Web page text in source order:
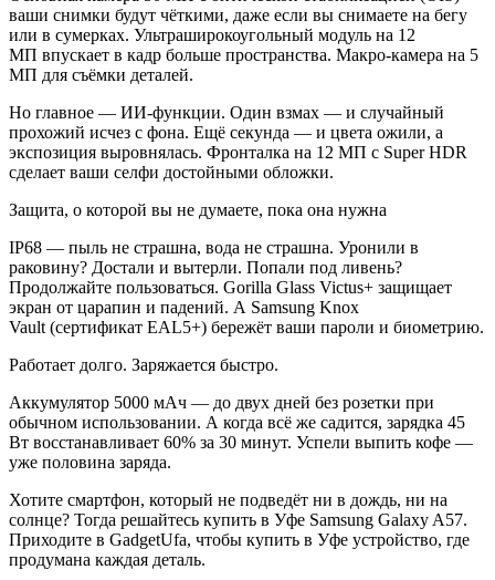
ваши снимки будут чёткими, даже если вы снимаете на бегу
или в сумерках. Ультраширокоугольный модуль на 12
МП впускает в кадр больше пространства. Макро-камера на 5
МП для съёмки деталей.
Но главное — ИИ-функции. Один взмах — и случайный
прохожий исчез с фона. Ещё секунда — и цвета ожили, а
экспозиция выровнялась. Фронталка на 12 МП с Super HDR
сделает ваши селфи достойными обложки.
Защита, о которой вы не думаете, пока она нужна
IP68 — пыль не страшна, вода не страшна. Уронили в
раковину? Достали и вытерли. Попали под ливень?
Продолжайте пользоваться. Gorilla Glass Victus+ защищает
экран от царапин и падений. А Samsung Knox
Vault (сертификат EAL5+) бережёт ваши пароли и биометрию.
Работает долго. Заряжается быстро.
Аккумулятор 5000 мАч — до двух дней без розетки при
обычном использовании. А когда всё же садится, зарядка 45
Вт восстанавливает 60% за 30 минут. Успели выпить кофе —
уже половина заряда.
Хотите смартфон, который не подведёт ни в дождь, ни на
солнце? Тогда решайтесь купить в Уфе Samsung Galaxy A57.
Приходите в GadgetUfa, чтобы купить в Уфе устройство, где
продумана каждая деталь.